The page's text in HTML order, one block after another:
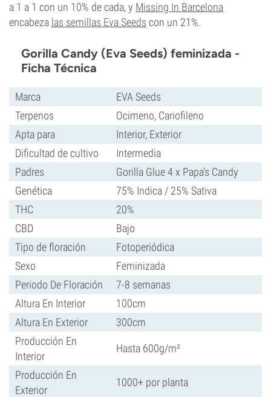
a 1 a 1 con un 10% de cada, y Missing In Barcelona
encabeza las semillas Eva Seeds con un 21%.
Gorilla Candy (Eva Seeds) feminizada -
Ficha Técnica
Marca
EVA Seeds
Terpenos
Ocimeno, Cariofileno
Apta para
Interior, Exterior
Dificultad de cultivo
Intermedia
Padres
Gorilla Glue 4 x Papa’s Candy
Genética
75% Indica / 25% Sativa
THC
20%
CBD
Bajo
Tipo de floración
Fotoperiódica
Sexo
Feminizada
Periodo De Floración
7-8 semanas
Altura En Interior
100cm
Altura En Exterior
300cm
Producción En
Interior
Hasta 600g/m²
Producción En
Exterior
1000+ por planta